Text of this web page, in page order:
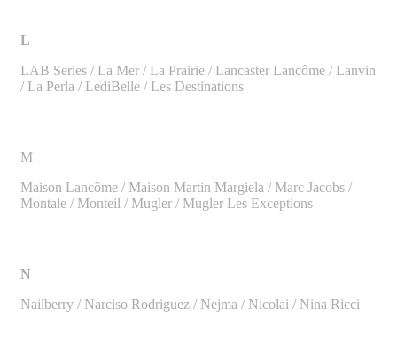
L
LAB Series / La Mer / La Prairie / Lancaster Lancôme / Lanvin
/ La Perla / LediBelle / Les Destinations
M
Maison Lancôme / Maison Martin Margiela / Marc Jacobs /
Montale / Monteil / Mugler / Mugler Les Exceptions
N
Nailberry / Narciso Rodriguez / Nejma / Nicolai / Nina Ricci